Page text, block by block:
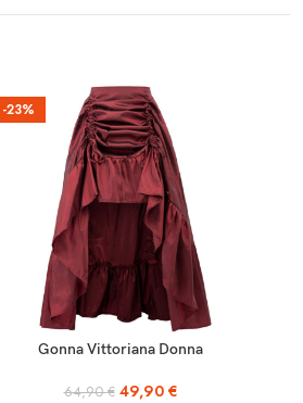
-23%
SCEGLIGonna Vittoriana Donna
64,90€ 49,90 €